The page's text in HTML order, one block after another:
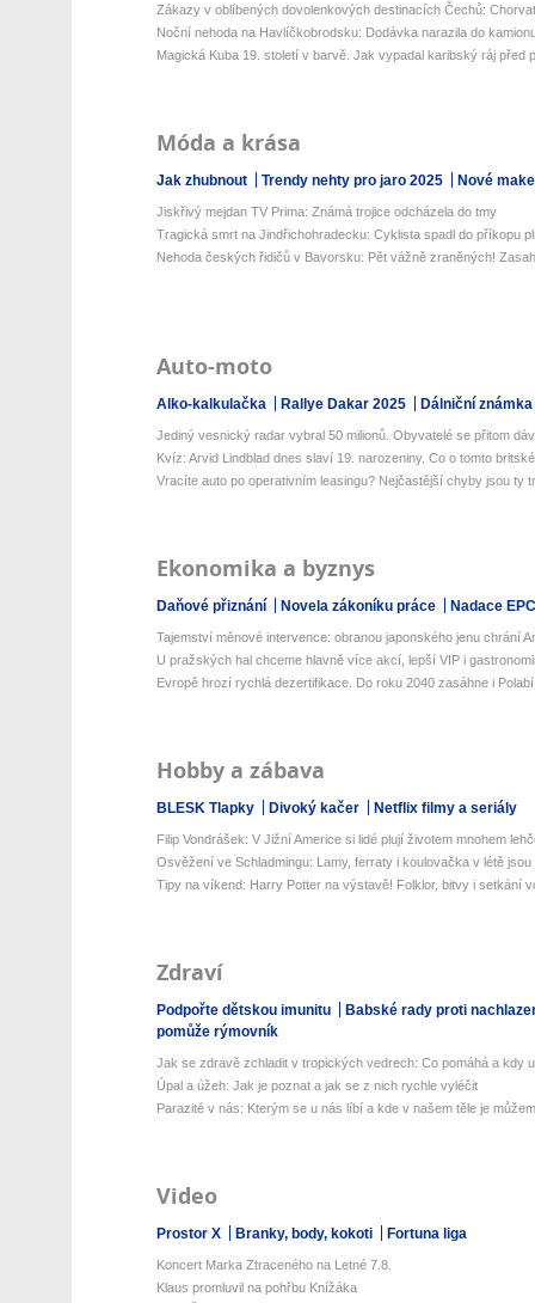
Zákazy v oblíbených dovolenkových destinacích Čechů:
Noční nehoda na Havlíčkobrodsku: Dodávka narazila do
Magická Kuba 19. století v barvě. Jak vypadal karibský ráj před
Móda a krása
Jak zhubnout Trendy nehty pro jaro 2025 Nové
Jiskřivý mejdan TV Prima: Známá trojice odcházela do tmy
Tragická smrt na Jindřichohradecku: Cyklista spadl do příkopu
Nehoda českých řidičů v Bavorsku: Pět vážně zraněných!
Auto-moto
Alko-kalkulačka Rallye Dakar 2025 Dálniční známka
Jediný vesnický radar vybral 50 milionů. Obyvatelé se přitom
Kvíz: Arvid Lindblad dnes slaví 19. narozeniny. Co o tomto
Vracíte auto po operativním leasingu? Nejčastější chyby jsou ty
Ekonomika a byznys
Daňové přiznání Novela zákoníku práce Nadace
Tajemství měnové intervence: obranou japonského jenu chrání
U pražských hal chceme hlavně více akcí, lepší VIP i
Evropě hrozí rychlá dezertifikace. Do roku 2040 zasáhne i
Hobby a zábava
BLESK Tlapky Divoký kačer Netflix filmy a seriály
Filip Vondrášek: V Jižní Americe si lidé plují životem mnohem
Osvěžení ve Schladmingu: Lamy, ferraty i koulovačka v létě jsou
Tipy na víkend: Harry Potter na výstavě! Folklor, bitvy i setkání
Zdraví
Podpořte dětskou imunitu
Babské rady proti
pomůže rýmovník
Jak se zdravě zchladit v tropických vedrech: Co pomáhá a kdy
Úpal a úžeh: Jak je poznat a jak se z nich rychle vyléčit
Parazité v nás: Kterým se u nás líbí a kde v našem těle je
Video
Prostor X Branky, body, kokoti Fortuna liga
Koncert Marka Ztraceného na Letné 7.8.
Klaus promluvil na pohřbu Knížáka